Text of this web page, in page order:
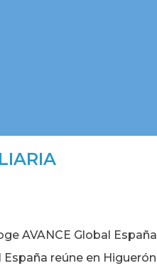
AVANCE Global
España reúne en